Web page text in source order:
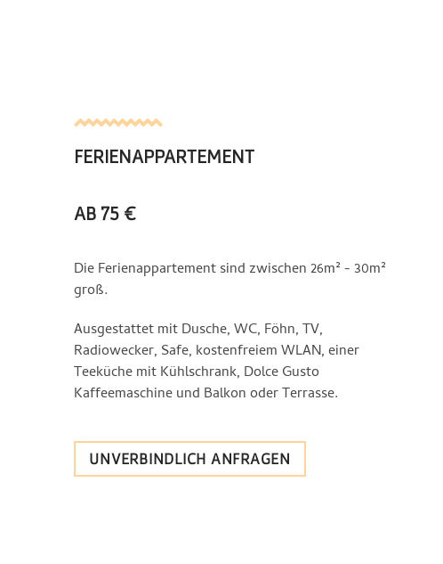
FERIENAPPARTEMENT
AB 75 €
Die Ferienappartement sind zwischen 26m² - 30m²
groß.
Ausgestattet mit Dusche, WC, Föhn, TV,
Radiowecker, Safe, kostenfreiem WLAN, einer
Teeküche mit Kühlschrank, Dolce Gusto
Kaffeemaschine und Balkon oder Terrasse.
UNVERBINDLICH ANFRAGEN